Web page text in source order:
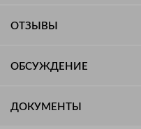
ОТЗЫВЫ
ОБСУЖДЕНИЕ
ДОКУМЕНТЫ